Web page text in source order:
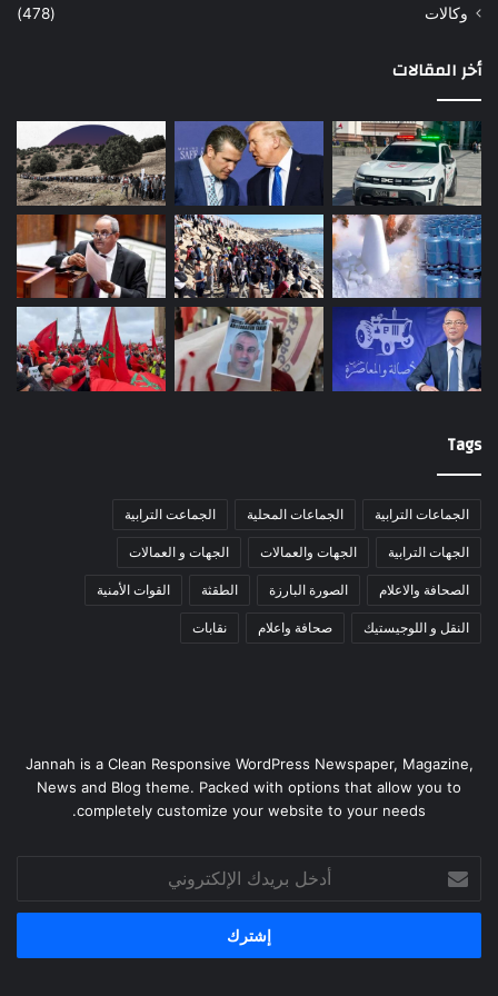
وكالات (478)
أخر المقالات
Tags
الجماعات الترابية الجماعات المحلية الجماعت الترابية
الجهات الترابية الجهات والعمالات الجهات و العمالات
الصحافة والاعلام الصورة البارزة الطقثة القوات الأمنية
النقل و اللوجيستيك صحافة واعلام نقابات
Jannah is a Clean Responsive WordPress Newspaper, Magazine,
News and Blog theme. Packed with options that allow you to
completely customize your website to your needs.
بريدك
الإلكتروني